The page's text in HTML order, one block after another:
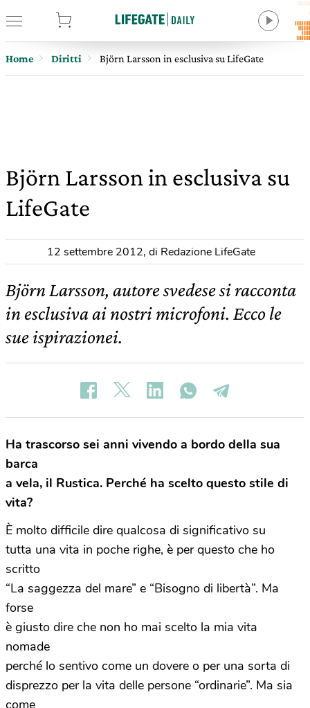
Home Diritti Björn Larsson in esclusiva su LifeGate
Björn Larsson in esclusiva su
LifeGate
12 settembre 2012, di Redazione LifeGate
Björn Larsson, autore svedese si racconta
in esclusiva ai nostri microfoni. Ecco le
sue ispirazionei.
Ha trascorso sei anni vivendo a bordo della sua
barca
a vela, il Rustica. Perché ha scelto questo stile di
vita?
È molto difficile dire qualcosa di significativo su
tutta una vita in poche righe, è per questo che ho
scritto
“La saggezza del mare” e “Bisogno di libertà”. Ma
forse
è giusto dire che non ho mai scelto la mia vita
nomade
perché lo sentivo come un dovere o per una sorta di
disprezzo per la vita delle persone “ordinarie”. Ma sia
come